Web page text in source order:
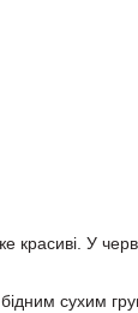
У
сухим